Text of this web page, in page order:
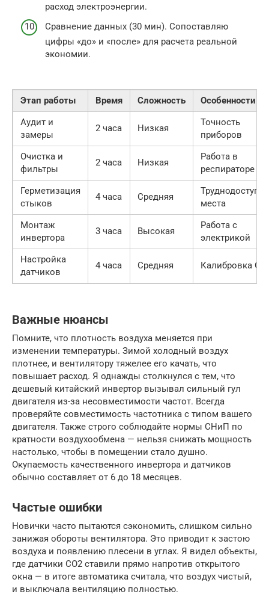
расход электроэнергии.
Сравнение данных (30 мин). Сопоставляю
цифры «до» и «после» для расчета реальной
экономии.
Этап работы Время Сложность
Особенности
Аудит и
замеры
2 часа Низкая
Точность
приборов
Очистка и
фильтры
2 часа Низкая
Работа в
респираторе
Герметизация
стыков
4 часа Средняя
места
Монтаж
инвертора
3 часа Высокая
Работа с
электрикой
Настройка
датчиков
4 часа Средняя Калибровка
Важные нюансы
Помните, что плотность воздуха меняется при
изменении температуры. Зимой холодный воздух
плотнее, и вентилятору тяжелее его качать, что
повышает расход. Я однажды столкнулся с тем, что
дешевый китайский инвертор вызывал сильный гул
двигателя из-за несовместимости частот. Всегда
проверяйте совместимость частотника с типом вашего
двигателя. Также строго соблюдайте нормы СНиП по
кратности воздухообмена — нельзя снижать мощность
настолько, чтобы в помещении стало душно.
Окупаемость качественного инвертора и датчиков
обычно составляет от 6 до 18 месяцев.
Частые ошибки
Новички часто пытаются сэкономить, слишком сильно
занижая обороты вентилятора. Это приводит к застою
воздуха и появлению плесени в углах. Я видел объекты,
где датчики CO2 ставили прямо напротив открытого
окна — в итоге автоматика считала, что воздух чистый,
и выключала вентиляцию полностью.